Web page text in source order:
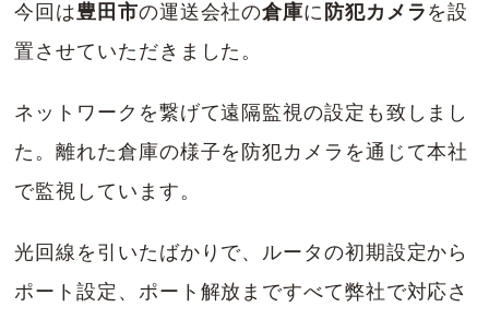
今回は豊田市の運送会社の倉庫に 防犯カメラ を設
置させていただきました。
ネットワークを繋げて遠隔監視の設定も致しまし
た。離れた倉庫の様子を防犯カメラを通じて本社
で監視しています。
光回線を引いたばかりで、ルータの初期設定から
ポート設定、ポート解放まですべて弊社で対応さ